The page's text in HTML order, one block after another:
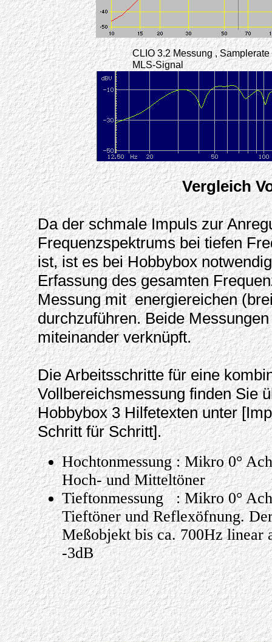
CLIO 3.2 Messung , Samplerate
MLS-Signal
Vergleich
Da der schmale Impuls zur
Frequenzspektrums bei tiefen
ist, ist es bei Hobbybox
Erfassung des gesamten
Messung mit energiereichen
durchzuführen. Beide
miteinander verknüpft.
Die Arbeitsschritte für eine
Vollbereichsmessung finden Sie
Hobbybox 3 Hilfetexten unter
Schritt für Schritt].
Hochtonmessung : Mikro 0°
Hoch- und Mitteltöner
Tieftonmessung : Mikro 0°
Tieftöner und Reflexöfnung.
Meßobjekt bis ca. 700Hz linear
-3dB